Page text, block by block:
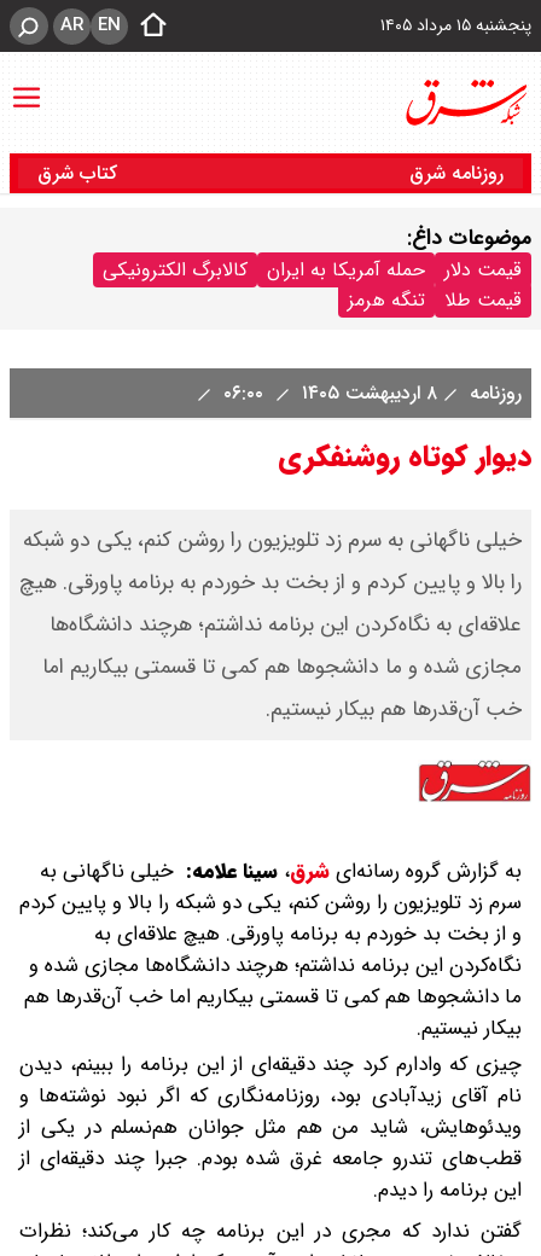
پنجشنبه ۱۵ مرداد ۱۴۰۵ EN
AR
روزنامه شرق کتاب شرق
موضوعات داغ:
قیمت دلار حمله آمریکا به ایران
کالابرگ الکترونیکی
قیمت طلا
تنگه هرمز
روزنامه ۸ اردیبهشت ۱۴۰۵
دیوار کوتاه روشنفکری
خیلی ناگهانی به سرم زد تلویزیون را روشن کنم، یکی دو شبکه
را بالا و پایین کردم و از بخت بد خوردم به برنامه پاورقی. هیچ
علاقه‌ای به نگاه‌کردن این برنامه نداشتم؛ هرچند دانشگاه‌ها
مجازی شده و ما دانشجوها هم کمی تا قسمتی بیکاریم اما
خب آن‌قدرها هم بیکار نیستیم.
به گزارش گروه رسانه‌ایشرق، سینا علامه: خیلی ناگهانی به
سرم زد تلویزیون را روشن کنم، یکی دو شبکه را بالا و پایین کردم
و از بخت بد خوردم به برنامه پاورقی. هیچ علاقه‌ای به
نگاه‌کردن این برنامه نداشتم؛ هرچند دانشگاه‌ها مجازی شده و
ما دانشجوها هم کمی تا قسمتی بیکاریم اما خب آن‌قدرها هم
بیکار نیستیم.
چیزی که وادارم کرد چند دقیقه‌ای از این برنامه را ببینم، دیدن
نام آقای زیدآبادی بود، روزنامه‌نگاری که اگر نبود نوشته‌ها و
ویدئوهایش، شاید من هم مثل جوانان هم‌نسلم در یکی از
قطب‌های تندرو جامعه غرق شده بودم. جبرا چند دقیقه‌ای از
این برنامه را دیدم.
گفتن ندارد که مجری در این برنامه چه کار می‌کند؛ نظرات